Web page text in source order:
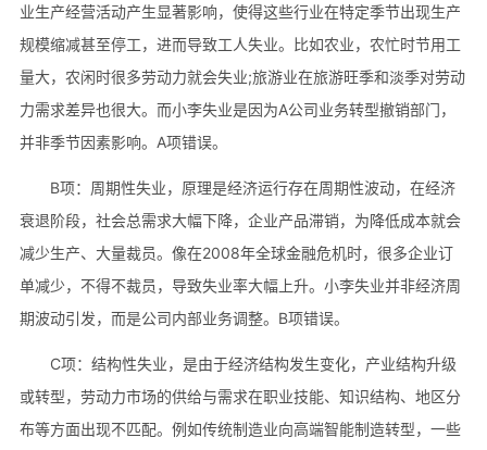
业生产经营活动产生显著影响，使得这些行业在特定季节出现生产
规模缩减甚至停工，进而导致工人失业。比如农业，农忙时节用工
量大，农闲时很多劳动力就会失业;旅游业在旅游旺季和淡季对劳动
力需求差异也很大。而小李失业是因为A公司业务转型撤销部门，
并非季节因素影响。A项错误。
B项：周期性失业，原理是经济运行存在周期性波动，在经济
衰退阶段，社会总需求大幅下降，企业产品滞销，为降低成本就会
减少生产、大量裁员。像在2008年全球金融危机时，很多企业订
单减少，不得不裁员，导致失业率大幅上升。小李失业并非经济周
期波动引发，而是公司内部业务调整。B项错误。
C项：结构性失业，是由于经济结构发生变化，产业结构升级
或转型，劳动力市场的供给与需求在职业技能、知识结构、地区分
布等方面出现不匹配。例如传统制造业向高端智能制造转型，一些